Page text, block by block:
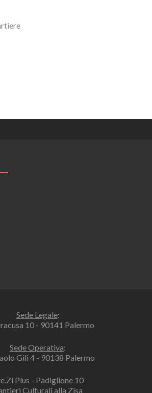
Sede Legale:
10 - 90141 Palermo
Sede Operativa:
Gili 4 - 90138 Palermo
Plus - Padiglione 10
Culturali alla Zisa